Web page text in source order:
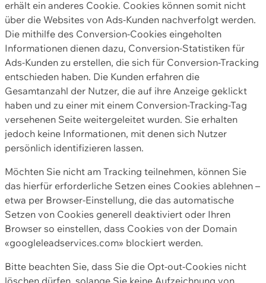
erhält ein anderes Cookie. Cookies können somit nicht
über die Websites von Ads-Kunden nachverfolgt werden.
Die mithilfe des Conversion-Cookies eingeholten
Informationen dienen dazu, Conversion-Statistiken für
Ads-Kunden zu erstellen, die sich für Conversion-Tracking
entschieden haben. Die Kunden erfahren die
Gesamtanzahl der Nutzer, die auf ihre Anzeige geklickt
haben und zu einer mit einem Conversion-Tracking-Tag
versehenen Seite weitergeleitet wurden. Sie erhalten
jedoch keine Informationen, mit denen sich Nutzer
persönlich identifizieren lassen.
Möchten Sie nicht am Tracking teilnehmen, können Sie
das hierfür erforderliche Setzen eines Cookies ablehnen –
etwa per Browser-Einstellung, die das automatische
Setzen von Cookies generell deaktiviert oder Ihren
Browser so einstellen, dass Cookies von der Domain
«googleleadservices.com» blockiert werden.
Bitte beachten Sie, dass Sie die Opt-out-Cookies nicht